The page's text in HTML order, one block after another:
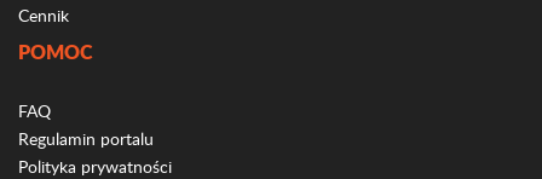
Cennik
POMOC
FAQ
Regulamin portalu
Polityka prywatności